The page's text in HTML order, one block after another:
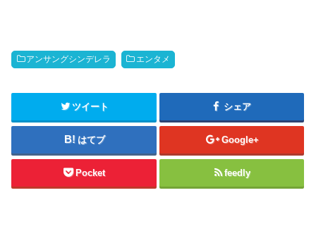
アンサングシンデレラ エンタメ
ツイート シェア
はてブ Google+
Pocket feedly